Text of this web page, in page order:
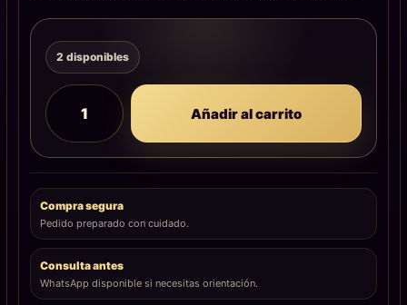
2 disponibles
Añadir al carrito
Compra segura
Pedido preparado con cuidado.
Consulta antes
WhatsApp disponible si necesitas orientación.